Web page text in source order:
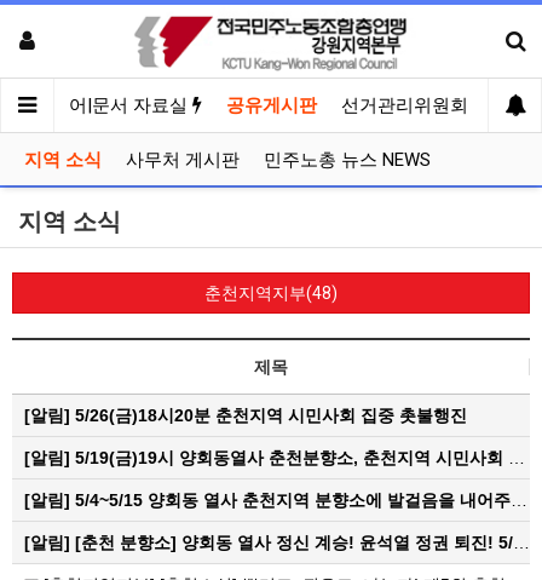
미디어|문서 자료실 공유게시판 선거관리위원회
지역 소식 사무처 게시판 민주노총 뉴스 NEWS
지역 소식
춘천지역지부(48)
제목
[알림] 5/26(금)18시20분 춘천지역 시민사회 집중 촛불행진
[알림] 5/19(금)19시 양회동열사 춘천분향소, 춘천지역 시민사회 집중촛불문화제
[알림] 5/4~5/15 양회동 열사 춘천지역 분향소에 발걸음을 내어주신 모든 분들께 감사인사를 올립니다.
[알림] [춘천 분향소] 양회동 열사 정신 계승! 윤석열 정권 퇴진! 5/15 건설노조 파업전야 춘천 현수막 대첩 활동 보고